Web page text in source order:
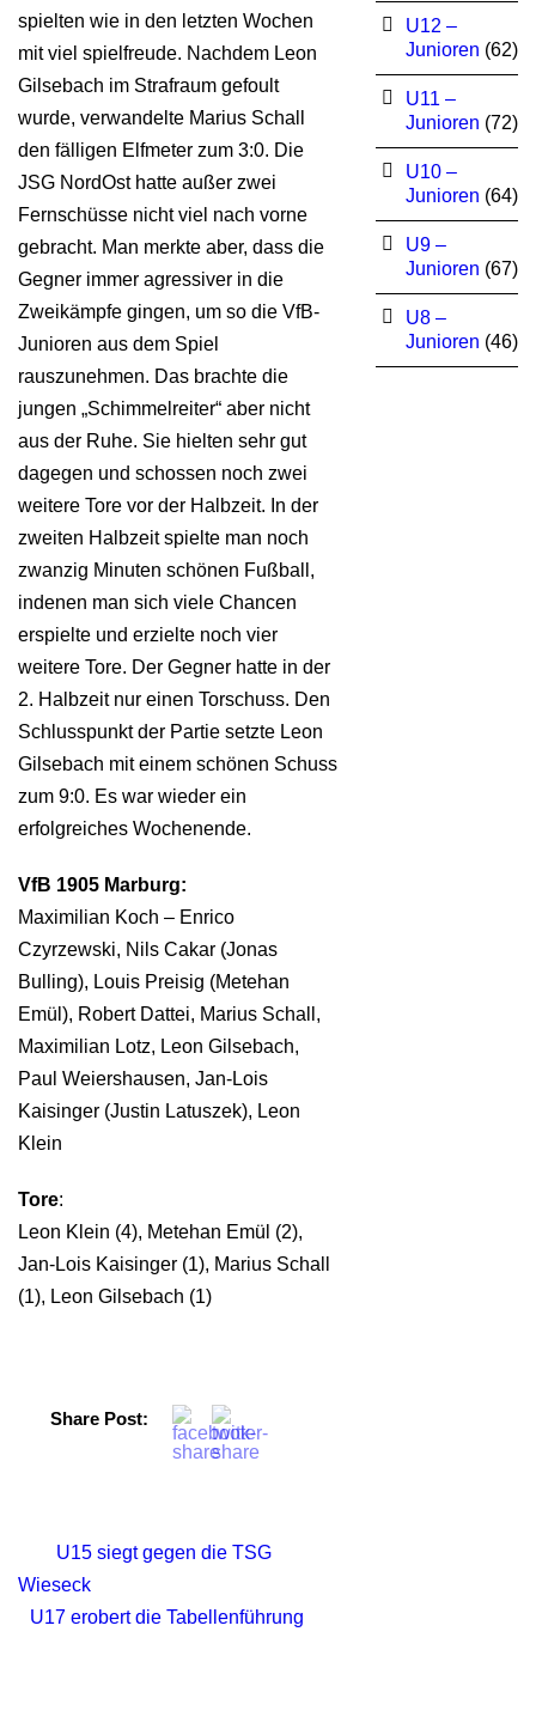
spielten wie in den letzten Wochen
mit viel spielfreude. Nachdem Leon
Gilsebach im Strafraum gefoult
wurde, verwandelte Marius Schall
den fälligen Elfmeter zum 3:0. Die
JSG NordOst hatte außer zwei
Fernschüsse nicht viel nach vorne
gebracht. Man merkte aber, dass die
Gegner immer agressiver in die
Zweikämpfe gingen, um so die VfB-
Junioren aus dem Spiel
rauszunehmen. Das brachte die
jungen „Schimmelreiter“ aber nicht
aus der Ruhe. Sie hielten sehr gut
dagegen und schossen noch zwei
weitere Tore vor der Halbzeit. In der
zweiten Halbzeit spielte man noch
zwanzig Minuten schönen Fußball,
indenen man sich viele Chancen
erspielte und erzielte noch vier
weitere Tore. Der Gegner hatte in der
2. Halbzeit nur einen Torschuss. Den
Schlusspunkt der Partie setzte Leon
Gilsebach mit einem schönen Schuss
zum 9:0. Es war wieder ein
erfolgreiches Wochenende.
VfB 1905 Marburg:
Maximilian Koch – Enrico
Czyrzewski, Nils Cakar (Jonas
Bulling), Louis Preisig (Metehan
Emül), Robert Dattei, Marius Schall,
Maximilian Lotz, Leon Gilsebach,
Paul Weiershausen, Jan-Lois
Kaisinger (Justin Latuszek), Leon
Klein
Tore:
Leon Klein (4), Metehan Emül (2),
Jan-Lois Kaisinger (1), Marius Schall
(1), Leon Gilsebach (1)
Share Post:
U15 siegt gegen die TSG
Wieseck
U17 erobert die Tabellenführung
U12 –
Junioren (62)
U11 –
Junioren (72)
U10 –
Junioren (64)
U9 –
Junioren (67)
U8 –
Junioren (46)